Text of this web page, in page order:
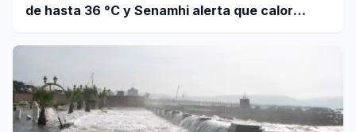
de hasta 36 °C y Senamhi alerta que calor